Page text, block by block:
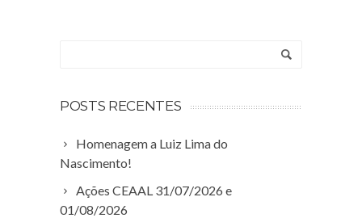
POSTS RECENTES
Homenagem a Luiz Lima do
Nascimento!
Ações CEAAL 31/07/2026 e
01/08/2026